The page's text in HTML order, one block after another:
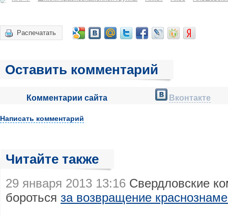
Распечатать
Оставить комментарий
Комментарии сайта Вконтакте
Написать комментарий
Читайте также
29 января 2013 13:16 Свердловские
бороться за возвращение